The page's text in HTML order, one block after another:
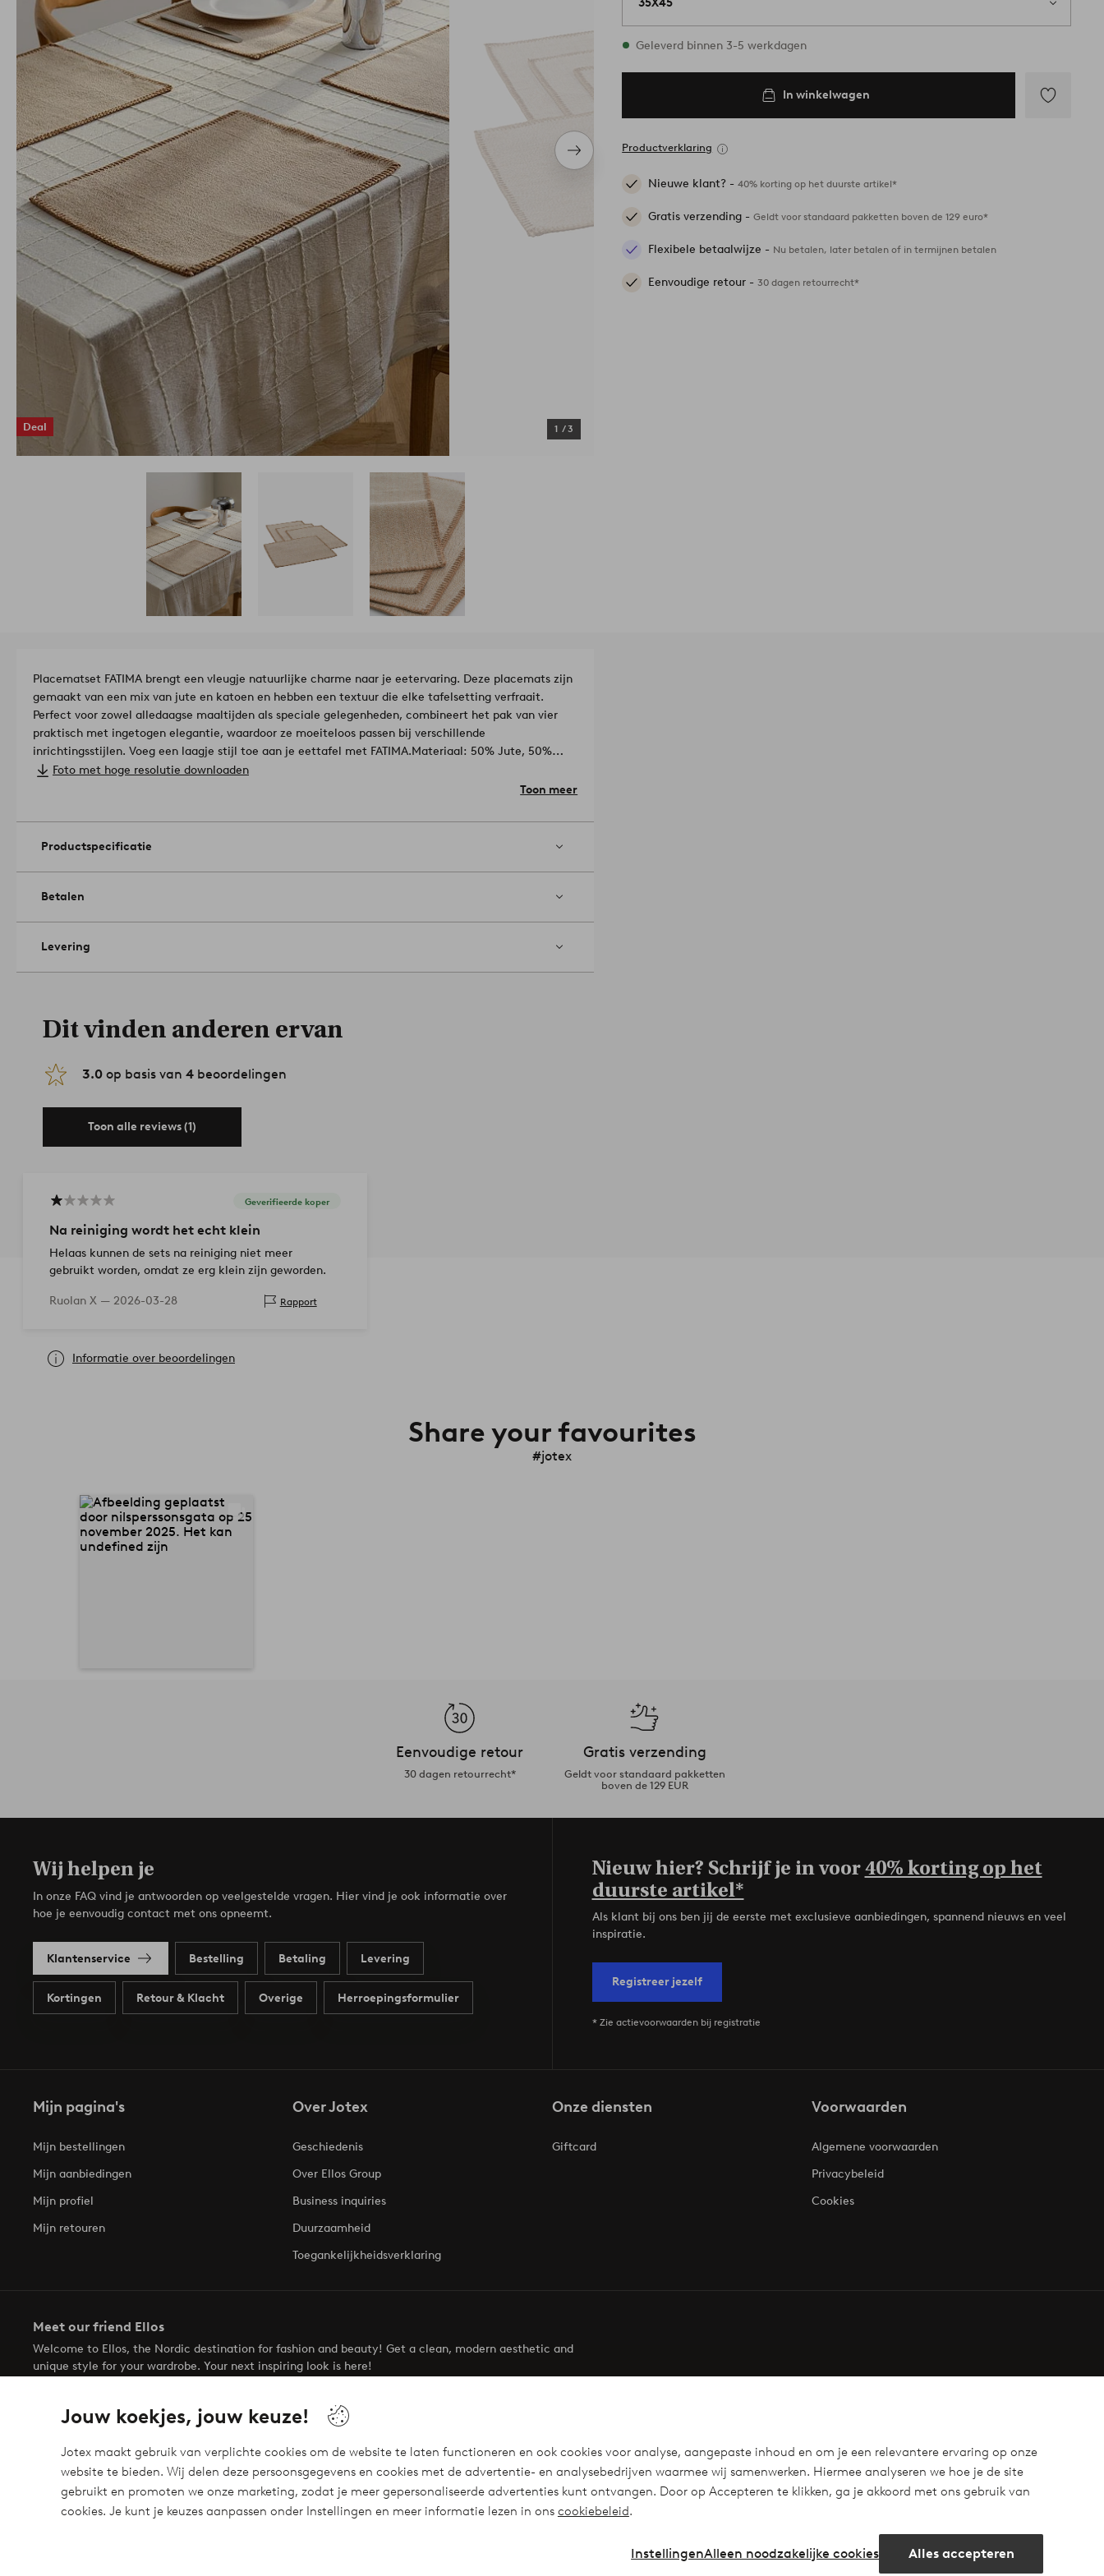
Jouw koekjes, jouw keuze!
Jotex maakt gebruik van verplichte cookies om de website te laten functioneren en ook cookies voor analyse, aangepaste inhoud en om je een relevantere ervaring op onze
website te bieden. Wij delen deze persoonsgegevens en cookies met de advertentie- en analysebedrijven waarmee wij samenwerken. Hiermee analyseren we hoe je de site
gebruikt en promoten we onze marketing, zodat je meer gepersonaliseerde advertenties kunt ontvangen. Door op Accepteren te klikken, ga je akkoord met ons gebruik van
cookies. Je kunt je keuzes aanpassen onder Instellingen en meer informatie lezen in ons cookiebeleid.
Alles accepteren
Alleen noodzakelijke cookies
Instellingen
Volgend
item
Deal 1 /3
35X45
Op voorraad
Geleverd binnen 3-5 werkdagen
In winkelwagen
Productverklaring
Nieuwe klant? -40% korting op het duurste artikel*
Gratis verzending -Geldt voor standaard pakketten boven de 129 euro*
Flexibele betaalwijze - Nu betalen, later betalen of in termijnen betalen
Eenvoudige retour -30 dagen retourrecht*
Placematset FATIMA brengt een vleugje natuurlijke charme naar je eetervaring. Deze placemats zijn
gemaakt van een mix van jute en katoen en hebben een textuur die elke tafelsetting verfraait.
Perfect voor zowel alledaagse maaltijden als speciale gelegenheden, combineert het pak van vier
praktisch met ingetogen elegantie, waardoor ze moeiteloos passen bij verschillende
inrichtingsstijlen. Voeg een laagje stijl toe aan je eettafel met FATIMA.Materiaal: 50% Jute, 50%
Katoen.
Gramsgewicht: 500 g/m².Alleen de vuile plekken proper maken. Gebruik geen bleekmiddel. Niet
machinaal drogen. Niet strijken. Niet droogkuisen.
Foto met hoge resolutie downloaden
Toon meer
Productspecificatie
Betalen
Levering
Dit vinden anderen ervan
3.0 op basis van 4 beoordelingen
Toon alle reviews (1)
Geverifieerde koper
Na reiniging wordt het echt klein
Helaas kunnen de sets na reiniging niet meer
gebruikt worden, omdat ze erg klein zijn geworden.
Ruolan X — 2026-03-28 Rapport
Informatie over beoordelingen
Share your favourites
#jotex
Eenvoudige retour
30 dagen retourrecht*
Gratis verzending
Geldt voor standaard pakketten
boven de 129 EUR
Wij helpen je
In onze FAQ vind je antwoorden op veelgestelde vragen. Hier vind je ook informatie over
hoe je eenvoudig contact met ons opneemt.
Klantenservice Bestelling Betaling Levering
Kortingen Retour & Klacht Overige Herroepingsformulier
Nieuw hier? Schrijf je in voor40% korting op het
duurste artikel*
Als klant bij ons ben jij de eerste met exclusieve aanbiedingen, spannend nieuws en veel
inspiratie.
Registreer jezelf
* Zie actievoorwaarden bij registratie
Mijn pagina's
Mijn bestellingen
Mijn aanbiedingen
Mijn profiel
Mijn retouren
Over Jotex
Geschiedenis
Over Ellos Group
Business inquiries
Duurzaamheid
Toegankelijkheidsverklaring
Onze diensten
Giftcard
Voorwaarden
Algemene voorwaarden
Privacybeleid
Cookies
Meet our friend Ellos
Welcome to Ellos, the Nordic destination for fashion and beauty! Get a clean, modern aesthetic and
unique style for your wardrobe. Your next inspiring look is here!
Veilig betalen - Nu betalen of opsplitsen
Wil je meer weten over
InstagramFacebook